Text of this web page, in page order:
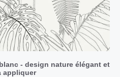
- design nature élégant et
appliquer